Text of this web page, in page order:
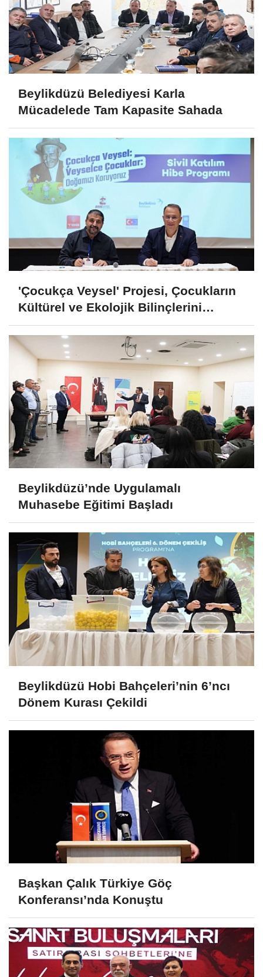
Beylikdüzü Belediyesi Karla
Mücadelede Tam Kapasite Sahada
'Çocukça Veysel' Projesi, Çocukların
Kültürel ve Ekolojik Bilinçlerini
Geliştiriyor
Beylikdüzü’nde Uygulamalı
Muhasebe Eğitimi Başladı
Beylikdüzü Hobi Bahçeleri’nin 6’ncı
Dönem Kurası Çekildi
Başkan Çalık Türkiye Göç
Konferansı’nda Konuştu